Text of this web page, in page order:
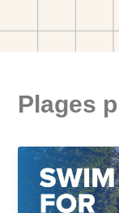
Plages